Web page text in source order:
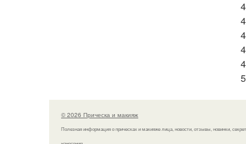
© 2026 Прическа и макияж
Полезная информация о прическах и макияже лица, новости, отзывы, новинки,